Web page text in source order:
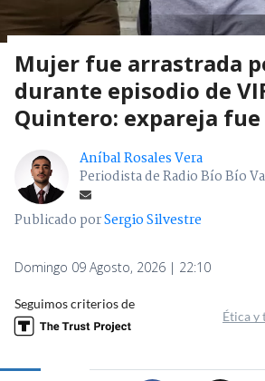
Mujer fue arrastrada
durante episodio de
Quintero: expareja
Aníbal Rosales Vera
Periodista de Radio Bío Bío
Publicado porSergio Silvestre
Domingo 09 Agosto, 2026 | 22:10
Seguimos criterios de
Ética y